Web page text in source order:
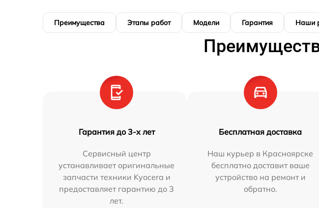
Преимущества Этапы работ Модели Гарантия Наши
Гарантия до 3-х лет
Сервисный центр
устанавливает оригинальные
запчасти техники Kyocera и
предоставляет гарантию до 3
лет.
Бесплатная доставка
Наш курьер в Красноярске
бесплатно доставит ваше
устройство на ремонт и
обратно.